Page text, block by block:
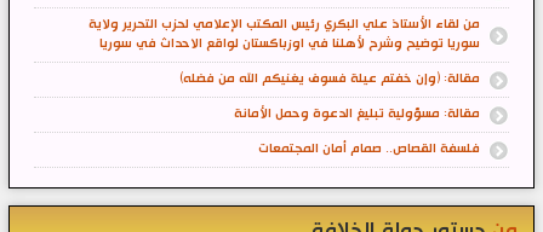
من لقاء الأستاذ علي البكري رئيس المكتب الإعلامي لحزب التحرير ولاية
سوريا توضيح وشرح لأهلنا في اوزباكستان لواقع الاحداث في سوريا
مقالة: (وإن خفتم عيلة فسوف يغنيكم الله من فضله)
مقالة: مسؤولية تبليغ الدعوة وحمل الأمانة
فلسفة القصاص.. صمام أمان المجتمعات